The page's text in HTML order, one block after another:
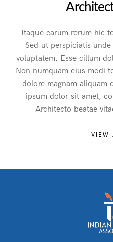
Itaque earum rerum hic
Sed ut perspiciatis
voluptatem. Esse cillum
Non numquam eius modi
dolore magnam aliquam
ipsum dolor sit amet,
Architecto beatae
VIEW